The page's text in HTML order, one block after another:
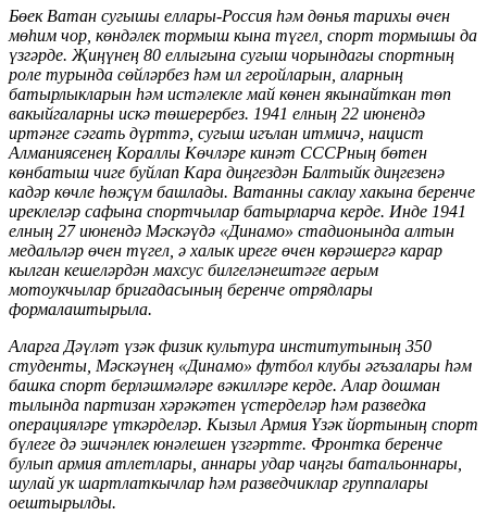
Бөек Ватан сугышы еллары-Россия һәм дөнья тарихы өчен
мөһим чор, көндәлек тормыш кына түгел, спорт тормышы да
үзгәрде. Җиңүнең 80 еллыгына сугыш чорындагы спортның
роле турында сөйләрбез һәм ил геройларын, аларның
батырлыкларын һәм истәлекле май көнен якынайткан төп
вакыйгаларны искә төшерербез. 1941 елның 22 июнендә
иртәнге сәгать дүрттә, сугыш игълан итмичә, нацист
Алманиясенең Кораллы Көчләре кинәт СССРның бөтен
көнбатыш чиге буйлап Кара диңгездән Балтыйк диңгезенә
кадәр көчле һөҗүм башлады. Ватанны саклау хакына беренче
иреклеләр сафына спортчылар батырларча керде. Инде 1941
елның 27 июнендә Мәскәүдә «Динамо» стадионында алтын
медальләр өчен түгел, ә халык иреге өчен көрәшергә карар
кылган кешеләрдән махсус билгеләнештәге аерым
мотоукчылар бригадасының беренче отрядлары
формалаштырыла.
Аларга Дәүләт үзәк физик культура институтының 350
студенты, Мәскәүнең «Динамо» футбол клубы әгъзалары һәм
башка спорт берләшмәләре вәкилләре керде. Алар дошман
тылында партизан хәрәкәтен үстерделәр һәм разведка
операцияләре үткәрделәр. Кызыл Армия Үзәк йортының спорт
бүлеге дә эшчәнлек юнәлешен үзгәртте. Фронтка беренче
булып армия атлетлары, аннары удар чаңгы батальоннары,
шулай ук шартлаткычлар һәм разведчиклар группалары
оештырылды.